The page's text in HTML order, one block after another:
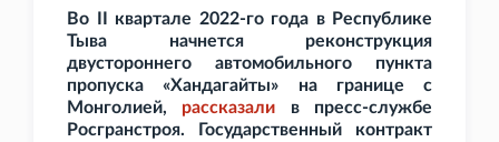
Во II
квартале 2022-го года в Республике
Тыва начнется реконструкция
двустороннего автомобильного пункта
пропуска «Хандагайты» на границе с
Монголией, рассказали в пресс-службе
Росгранстроя. Государственный контракт